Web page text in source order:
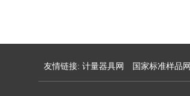
友情链接: 计量器具网 国家标准样品网